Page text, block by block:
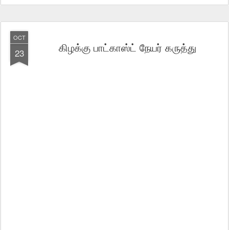
OCT
23 கிழக்கு பாட்காஸ்ட் நேயர் கருத்து